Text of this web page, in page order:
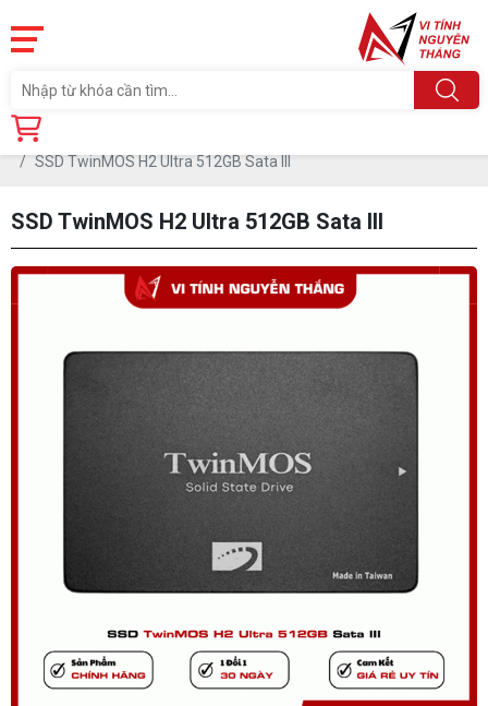
Trang chủ
SSD TwinMOS H2 Ultra 512GB Sata III
SSD TwinMOS H2 Ultra 512GB Sata III